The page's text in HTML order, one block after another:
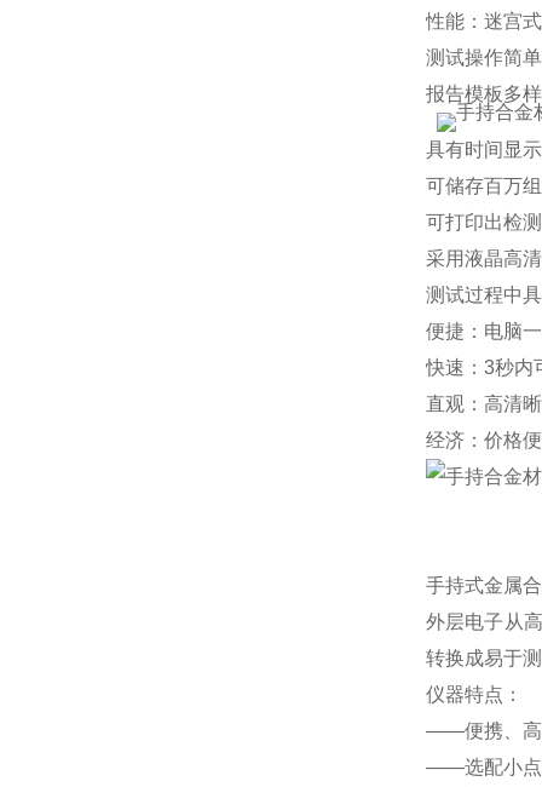
性能：迷宫
测试操作简
报告模板多
具有时间显
可储存百万
可打印出检
采用液晶高
测试过程中
便捷：电脑
快速：3秒内
直观：高清
经济：价格
手持式金属
外层电子从
转换成易于
仪器特点：
——便携、高
——选配小点